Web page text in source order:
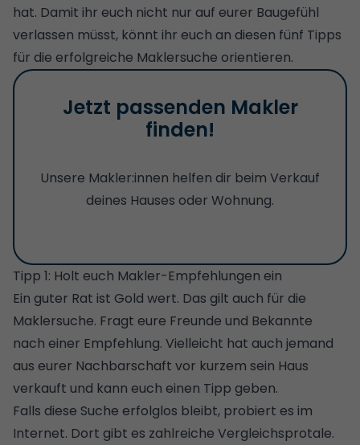
hat. Damit ihr euch nicht nur auf eurer Baugefühl
verlassen müsst, könnt ihr euch an diesen fünf Tipps
für die erfolgreiche Maklersuche orientieren.
Jetzt passenden Makler
finden!
Unsere Makler:innen helfen dir beim Verkauf
deines Hauses oder Wohnung.
Tipp 1: Holt euch Makler-Empfehlungen ein
Ein guter Rat ist Gold wert. Das gilt auch für die
Maklersuche. Fragt eure Freunde und Bekannte
nach einer Empfehlung. Vielleicht hat auch jemand
aus eurer Nachbarschaft vor kurzem sein Haus
verkauft und kann euch einen Tipp geben.
Falls diese Suche erfolglos bleibt, probiert es im
Internet. Dort gibt es zahlreiche Vergleichsprotale.